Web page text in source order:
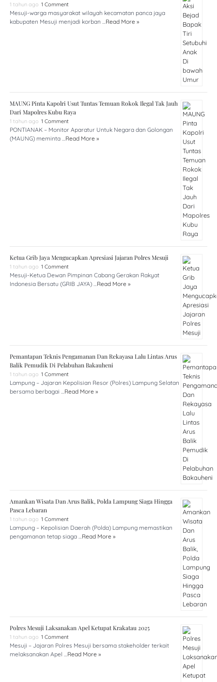
1 tahun ago 1 Comment
Mesuji-warga masyarakat wilayah kecamatan panca jaya
kabupaten Mesuji menjadi korban …Read More »
MAUNG Pinta Kapolri Usut Tuntas Temuan Rokok Ilegal Tak Jauh
Dari Mapolres Kubu Raya
1 tahun ago 1 Comment
PONTIANAK – Monitor Aparatur Untuk Negara dan Golongan
(MAUNG) meminta …Read More »
Ketua Grib Jaya Mengucapkan Apresiasi Jajaran Polres Mesuji
1 tahun ago 1 Comment
Mesuji-Ketua Dewan Pimpinan Cabang Gerakan Rakyat
Indonesia Bersatu (GRIB JAYA) …Read More »
Pemantapan Teknis Pengamanan Dan Rekayasa Lalu Lintas Arus
Balik Pemudik Di Pelabuhan Bakauheni
1 tahun ago 1 Comment
Lampung – Jajaran Kepolisian Resor (Polres) Lampung Selatan
bersama berbagai …Read More »
Amankan Wisata Dan Arus Balik, Polda Lampung Siaga Hingga
Pasca Lebaran
1 tahun ago 1 Comment
Lampung – Kepolisian Daerah (Polda) Lampung memastikan
pengamanan tetap siaga …Read More »
Polres Mesuji Laksanakan Apel Ketupat Krakatau 2025
1 tahun ago 1 Comment
Mesuji – Jajaran Polres Mesuji bersama stakeholder terkait
melaksanakan Apel …Read More »